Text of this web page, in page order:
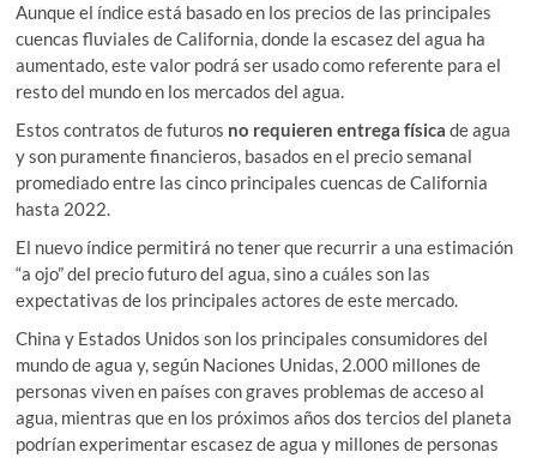
Aunque el índice está basado en los precios de las principales
cuencas fluviales de California, donde la escasez del agua ha
aumentado, este valor podrá ser usado como referente para el
resto del mundo en los mercados del agua.
Estos contratos de futuros no requieren entrega física de agua
y son puramente financieros, basados en el precio semanal
promediado entre las cinco principales cuencas de California
hasta 2022.
El nuevo índice permitirá no tener que recurrir a una estimación
“a ojo” del precio futuro del agua, sino a cuáles son las
expectativas de los principales actores de este mercado.
China y Estados Unidos son los principales consumidores del
mundo de agua y, según Naciones Unidas, 2.000 millones de
personas viven en países con graves problemas de acceso al
agua, mientras que en los próximos años dos tercios del planeta
podrían experimentar escasez de agua y millones de personas